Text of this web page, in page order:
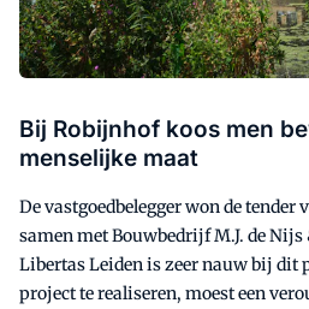
Bij Robijnhof koos men
menselijke maat
De vastgoedbelegger won de tender
samen met Bouwbedrijf M.J. de
Libertas Leiden is zeer nauw bij dit
project te realiseren, moest een